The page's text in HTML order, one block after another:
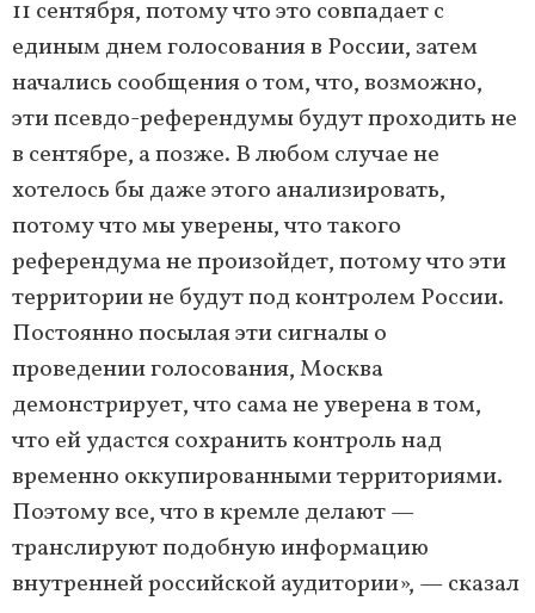
11 сентября, потому что это совпадает с
единым днем ​​голосования в России, затем
начались сообщения о том, что, возможно,
эти псевдо-референдумы будут проходить не
в сентябре, а позже. В любом случае не
хотелось бы даже этого анализировать,
потому что мы уверены, что такого
референдума не произойдет, потому что эти
территории не будут под контролем России.
Постоянно посылая эти сигналы о
проведении голосования, Москва
демонстрирует, что сама не уверена в том,
что ей удастся сохранить контроль над
временно оккупированными территориями.
Поэтому все, что в кремле делают —
транслируют подобную информацию
внутренней российской аудитории», — сказал